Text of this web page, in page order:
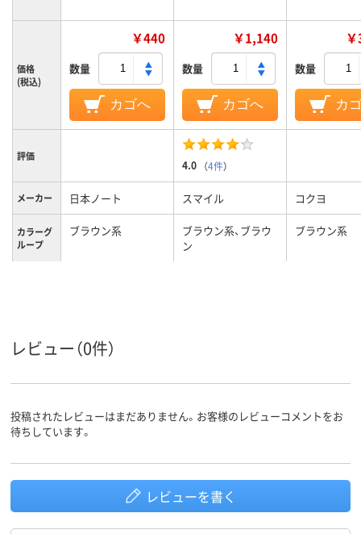
価格
(税込)
￥440
数量
カゴへ
￥1,140
数量
カゴへ
数量
カ
評価
4.0 （4件）
メーカー 日本ノート スマイル コクヨ
カラーグ
ループ
ブラウン系
ブラウン系、ブラウ
ン
ブラウン系
レビュー（0件）
投稿されたレビューはまだありません。お客様のレビューコメントをお
待ちしています。
レビューを書く